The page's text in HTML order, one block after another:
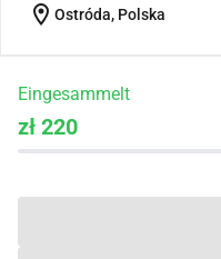
location_on Ostróda, Polska
Eingesammelt
zł 220